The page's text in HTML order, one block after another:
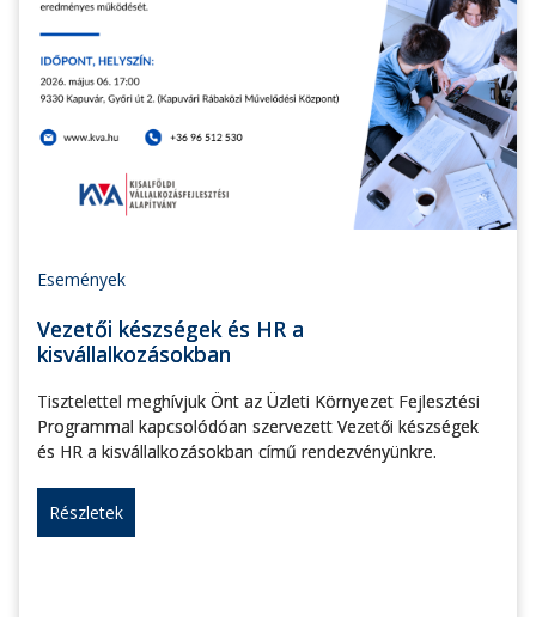
Események
Vezetői készségek és HR a
kisvállalkozásokban
Tisztelettel meghívjuk Önt az Üzleti Környezet Fejlesztési
Programmal kapcsolódóan szervezett Vezetői készségek
és HR a kisvállalkozásokban című rendezvényünkre.
Részletek